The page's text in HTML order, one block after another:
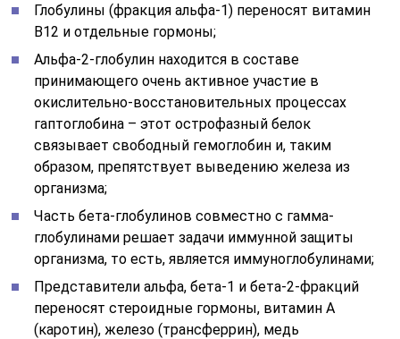
Глобулины (фракция альфа-1) переносят витамин
В12 и отдельные гормоны;
Альфа-2-глобулин находится в составе
принимающего очень активное участие в
окислительно-восстановительных процессах
гаптоглобина – этот острофазный белок
связывает свободный гемоглобин и, таким
образом, препятствует выведению железа из
организма;
Часть бета-глобулинов совместно с гамма-
глобулинами решает задачи иммунной защиты
организма, то есть, является иммуноглобулинами;
Представители альфа, бета-1 и бета-2-фракций
переносят стероидные гормоны, витамин А
(каротин), железо (трансферрин), медь